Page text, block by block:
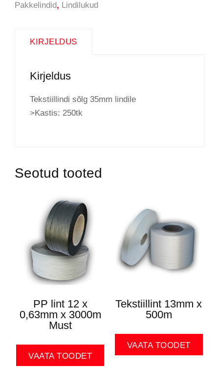
Pakkelindid, Lindilukud
KIRJELDUS
Kirjeldus
Tekstiillindi sõlg 35mm lindile
>Kastis: 250tk
Seotud tooted
PP lint 12 x
0,63mm x 3000m
Must
VAATA TOODET
Tekstiillint 13mm x
500m
VAATA TOODET